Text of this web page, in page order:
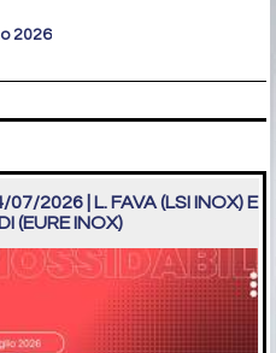
2026
2026 | L. FAVA (LSI INOX) E
(EURE INOX)